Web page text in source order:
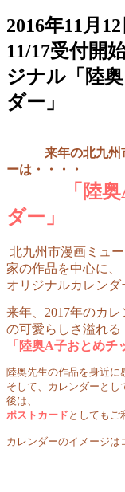
2016年11月
11/17受付開
ジナル「陸
ダー」
来年の北九州市
ーは・・・・
「陸奥A
ダー」
北九州市漫画ミュ
家の作品を中心に、
オリジナルカレンダ
来年、2017年のカ
の可愛らしさ溢れる
「陸奥A子おとめチ
陸奥先生の作品を身近に
そして、カレンダーとし
後は、
ポストカード としても
カレンダーのイメージは